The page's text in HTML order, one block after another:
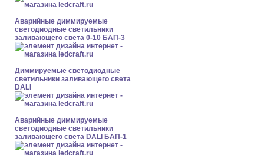
Аварийные диммируемые
светодиодные светильники
заливающего света 0-10 БАП-3
Диммируемые светодиодные
светильники заливающего света
DALI
Аварийные диммируемые
светодиодные светильники
заливающего света DALI БАП-1